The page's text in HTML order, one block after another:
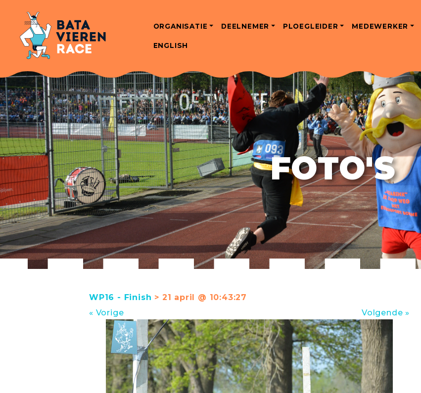
ORGANISATIE DEELNEMER PLOEGLEIDER MEDEWERKER
ENGLISH
FOTO'S
WP16 - Finish > 21 april @ 10:43:27
« Vorige
Volgende »